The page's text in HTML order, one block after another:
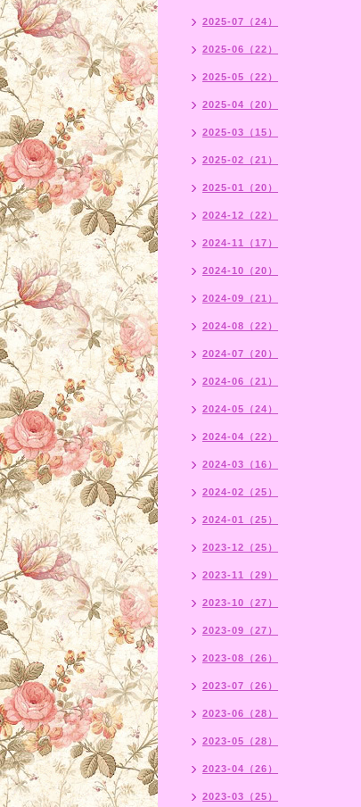
2025-07（24）
2025-06（22）
2025-05（22）
2025-04（20）
2025-03（15）
2025-02（21）
2025-01（20）
2024-12（22）
2024-11（17）
2024-10（20）
2024-09（21）
2024-08（22）
2024-07（20）
2024-06（21）
2024-05（24）
2024-04（22）
2024-03（16）
2024-02（25）
2024-01（25）
2023-12（25）
2023-11（29）
2023-10（27）
2023-09（27）
2023-08（26）
2023-07（26）
2023-06（28）
2023-05（28）
2023-04（26）
2023-03（25）